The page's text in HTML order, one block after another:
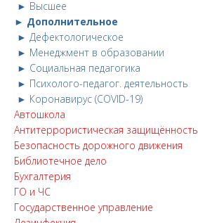
► Высшее
► Дополнительное
► Дефектологическое
► Менеджмент в образовании
► Социальная педагогика
► Психолого-педагог. деятельность
► Коронавирус (COVID-19)
Автошкола
Антитеррористическая защищённость
Безопасность дорожного движения
Библиотечное дело
Бухгалтерия
ГО и ЧС
Государственное управление